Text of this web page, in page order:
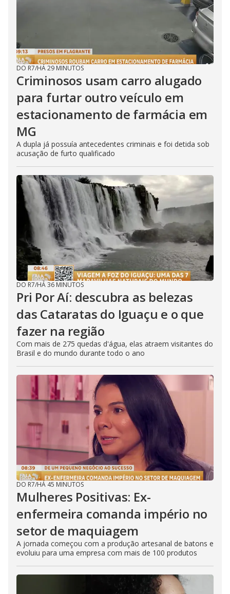
DO R7/HÁ 29 MINUTOS
Criminosos usam carro alugado
para furtar outro veículo em
estacionamento de farmácia em
MG
A dupla já possuía antecedentes criminais e foi detida sob
acusação de furto qualificado
DO R7/HÁ 36 MINUTOS
Pri Por Aí: descubra as belezas
das Cataratas do Iguaçu e o que
fazer na região
Com mais de 275 quedas d'água, elas atraem visitantes do
Brasil e do mundo durante todo o ano
DO R7/HÁ 45 MINUTOS
Mulheres Positivas: Ex-
enfermeira comanda império no
setor de maquiagem
A jornada começou com a produção artesanal de batons e
evoluiu para uma empresa com mais de 100 produtos